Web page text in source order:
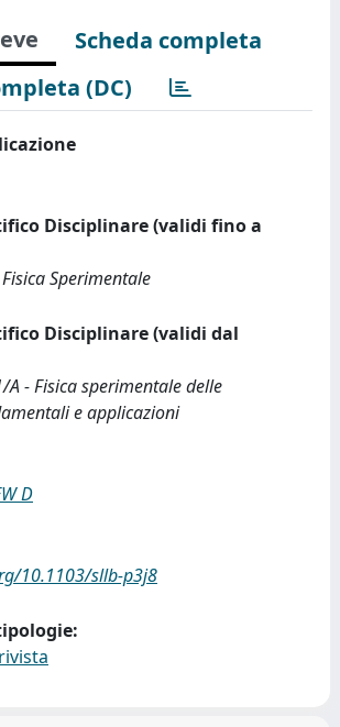
Scheda completa
(DC)
Disciplinare (validi fino a
Sperimentale
Disciplinare (validi dal
A - Fisica sperimentale delle
e applicazioni
D
10.1103/sllb-p3j8